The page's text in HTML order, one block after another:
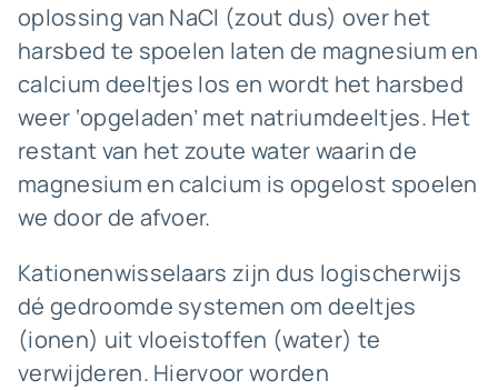
oplossing van NaCl (zout dus) over het
harsbed te spoelen laten de magnesium en
calcium deeltjes los en wordt het harsbed
weer ‘opgeladen’ met natriumdeeltjes. Het
restant van het zoute water waarin de
magnesium en calcium is opgelost spoelen
we door de afvoer.
Kationenwisselaars zijn dus logischerwijs
dé gedroomde systemen om deeltjes
(ionen) uit vloeistoffen (water) te
verwijderen. Hiervoor worden